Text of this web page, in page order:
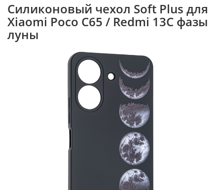
Силиконовый чехол Soft Plus для
Xiaomi Poco C65 / Redmi 13C фазы
луны